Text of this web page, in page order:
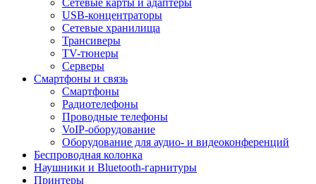
Сетевые карты и адаптеры
USB-концентраторы
Сетевые хранилища
Трансиверы
TV-тюнеры
Серверы
Смартфоны и связь
Смартфоны
Радиотелефоны
Проводные телефоны
VoIP-оборудование
Оборудование для аудио- и видеоконференций
Беспроводная колонка
Наушники и Bluetooth-гарнитуры
Принтеры